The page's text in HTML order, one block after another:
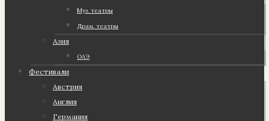
Муз. театры
Драм. театры
Азия
ОАЭ
Фестивали
Австрия
Англия
Германия